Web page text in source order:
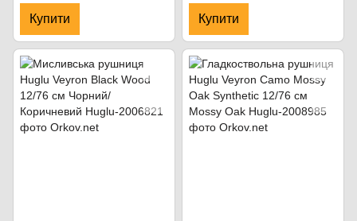
Купити Купити